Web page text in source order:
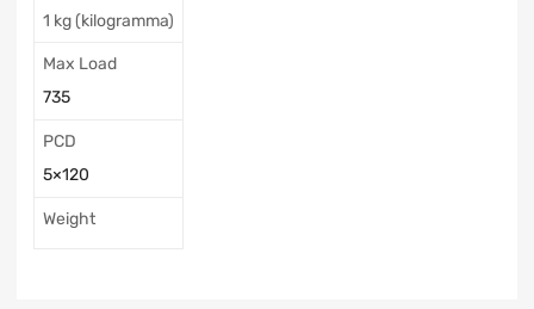
1 kg (kilogramma)
Max Load
735
PCD
5×120
Weight